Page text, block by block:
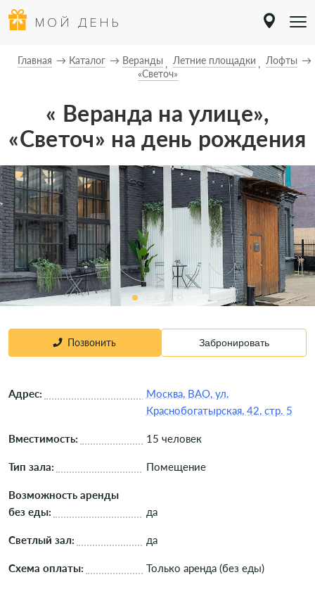
МОЙ ДЕНЬ
Главная Каталог Веранды Летние площадки
Лофты
«Светоч»
« Веранда на улице»,
«Светоч» на день рождения
Позвонить Забронировать
Адрес:
Москва, ВАО, ул.
Краснобогатырская, 42, стр. 5
Вместимость: 15 человек
Тип зала: Помещение
Возможность аренды
без еды:
да
Светлый зал: да
Схема оплаты: Только аренда (без еды)